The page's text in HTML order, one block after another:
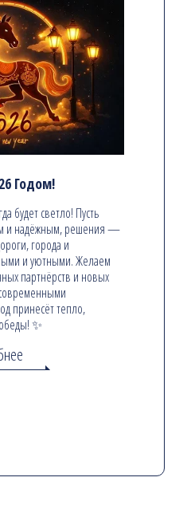
Годом!
будет светло! Пусть
и надёжным, решения —
города и
и уютными. Желаем
партнёрств и новых
принесёт тепло,
✨